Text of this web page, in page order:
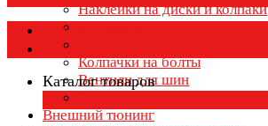
Наклейки на диски и колпаки
Колпаки на колеса
Колпачки на болты
Вентили для шин
Внешний тюнинг
Каталог товаров
Каталог товаров